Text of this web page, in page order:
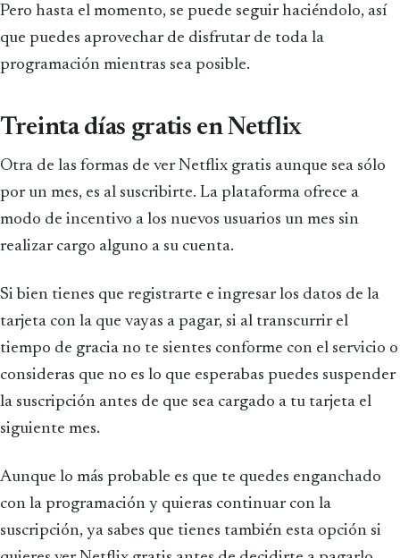
Pero hasta el momento, se puede seguir haciéndolo, así
que puedes aprovechar de disfrutar de toda la
programación mientras sea posible.
Treinta días gratis en Netflix
Otra de las formas de ver Netflix gratis aunque sea sólo
por un mes, es al suscribirte. La plataforma ofrece a
modo de incentivo a los nuevos usuarios un mes sin
realizar cargo alguno a su cuenta.
Si bien tienes que registrarte e ingresar los datos de la
tarjeta con la que vayas a pagar, si al transcurrir el
tiempo de gracia no te sientes conforme con el servicio o
consideras que no es lo que esperabas puedes suspender
la suscripción antes de que sea cargado a tu tarjeta el
siguiente mes.
Aunque lo más probable es que te quedes enganchado
con la programación y quieras continuar con la
suscripción, ya sabes que tienes también esta opción si